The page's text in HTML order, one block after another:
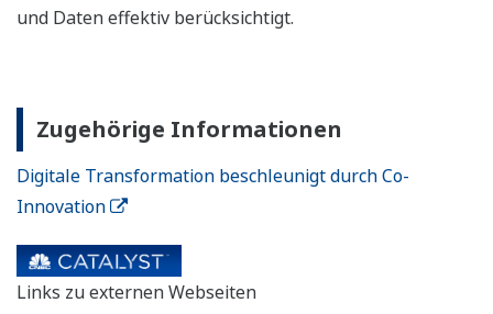
und Daten effektiv berücksichtigt.
Zugehörige Informationen
Digitale Transformation beschleunigt durch Co-
Innovation
Links zu externen Webseiten